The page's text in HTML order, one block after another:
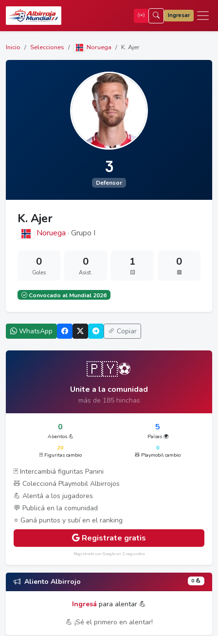
Ingresar
Inicio Selecciones Noruega K. Ajer
3
Defensor
K. Ajer
Noruega · Grupo I
0
Goles
0
Asist.
1
🟨
0
🟥
Convocado al Mundial 2026
WhatsApp Copiar
🇵🇾⚽
Unite a la comunidad
más de 185 hinchas
0
Alientos 💪
5
Países 🌍
20
🃏 Figuritas cambio
0
🧸 Playmobil cambio
🃏 Intercambiá figuritas Panini
🧸 Coleccioná Playmobil Albirrojos
💪 Alentá a los jugadores
💬 Publicá en la comunidad
⭐ Ganá puntos y subí en el ranking
Registrate gratis
Registrate con Google en 2 segundos
Aliento Albirrojo 0 💪
Ingresá para alentar 💪
💪 ¡Sé el primero en alentar!